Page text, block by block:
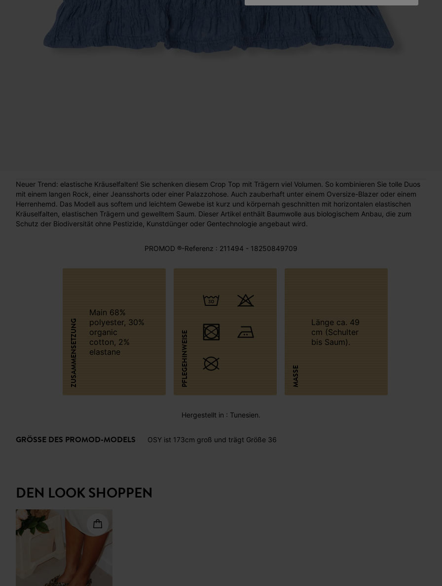
Neuer Trend: elastische Kräuselfalten! Sie schenken diesem Crop Top mit Trägern viel Volumen. So kombinieren Sie tolle Duos
mit einem langen Rock, einer Jeansshorts oder einer Palazzohose. Auch zauberhaft unter einem Oversize-Blazer oder einem
Herrenhemd. Das Modell aus softem und leichtem Gewebe ist kurz und körpernah geschnitten mit horizontalen elastischen
Kräuselfalten, elastischen Trägern und gewelltem Saum. Dieser Artikel enthält Baumwolle aus biologischem Anbau, die zum
Schutz der Biodiversität ohne Pestizide, Kunstdünger oder Gentechnologie angebaut wird.
PROMOD ®-Referenz : 211494 - 18250849709
ZUSAMMENSETZUNG
Main 68%
polyester, 30%
organic
cotton, 2%
elastane
PFLEGEHINWEISE MASSE
Länge ca. 49
cm (Schulter
bis Saum).
Hergestellt in : Tunesien.
GRÖSSE DES PROMOD-MODELS OSY ist 173cm groß und trägt Größe 36
DEN LOOK SHOPPEN